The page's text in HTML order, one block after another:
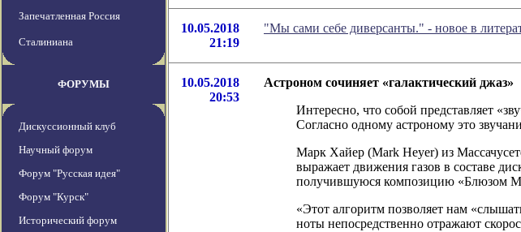
Запечатленная Россия
Сталиниана
ФОРУМЫ
Дискуссионный клуб
Научный форум
Форум "Русская идея"
Форум "Курск"
Исторический форум
10.05.2018
21:19
"Мы сами себе диверсанты." - новое в
10.05.2018
20:53
Астроном сочиняет «галактический джаз»
Интересно, что собой представляет
Согласно одному астроному это
Марк Хайер (Mark Heyer) из
выражает движения газов в составе
получившуюся композицию «Блюзом
«Этот алгоритм позволяет нам
ноты непосредственно отражают